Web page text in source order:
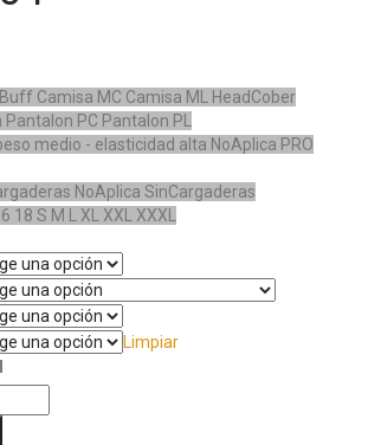
Buff Camisa MC Camisa ML HeadCober
Pantalon PC Pantalon PL
medio - elasticidad alta NoAplica PRO
NoAplica SinCargaderas
18 S M L XL XXL XXXL
Limpiar